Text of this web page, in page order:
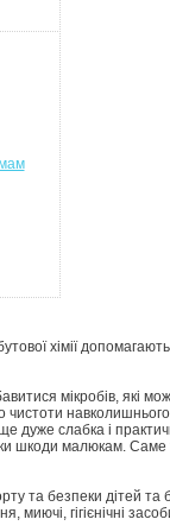
хімії
мікробів, які
чистоти
дуже слабка і
шкоди малюкам.
та безпеки дітей та
гігієнічні